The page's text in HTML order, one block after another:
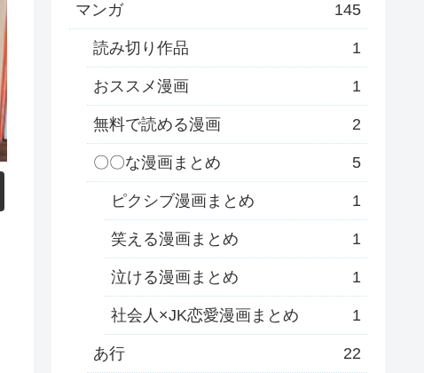
マンガ 145
読み切り作品 1
おススメ漫画 1
無料で読める漫画 2
〇〇な漫画まとめ 5
ピクシブ漫画まとめ 1
笑える漫画まとめ 1
泣ける漫画まとめ 1
社会人×JK恋愛漫画まとめ 1
あ行 22